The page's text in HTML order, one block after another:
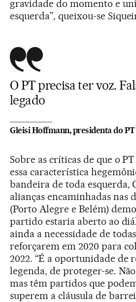
gravidade do momento e
esquerda”, queixou-se
O PT precisa ter voz.
legado
Gleisi Hoffmann, presidenta do PT
Sobre as críticas de que o
essa característica
bandeira de toda esquerda,
alianças encaminhadas nas
(Porto Alegre e Belém)
partido estaria aberto ao
ainda a necessidade de
reforçarem em 2020 para
2022. “É a oportunidade de
legenda, de proteger-se.
mas têm partidos que
superem a cláusula de